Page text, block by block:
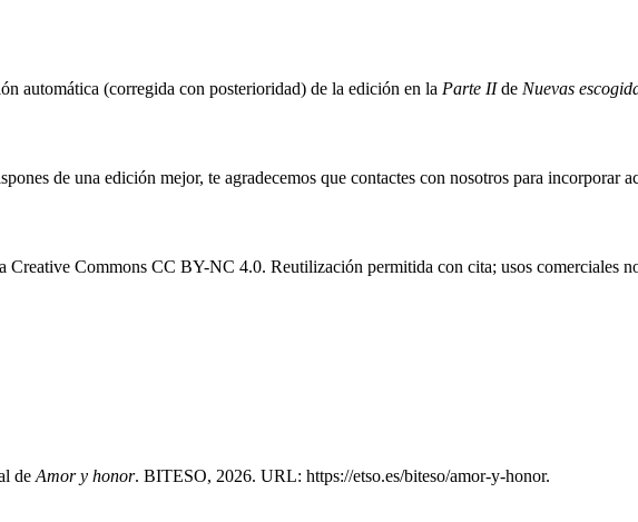
automática (corregida con posterioridad) de la edición en la Parte IIde Nuevas
de una edición mejor, te agradecemos que contactes con nosotros para incorporar
Creative Commons CC BY-NC 4.0. Reutilización permitida con cita; usos comerciales
de Amor y honor. BITESO, 2026. URL: https://etso.es/biteso/amor-y-honor.